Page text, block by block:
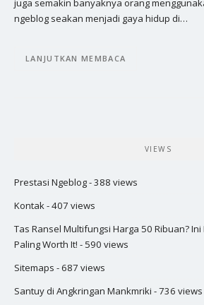
juga semakin banyaknya orang
ngeblog seakan menjadi gaya hidup di…
LANJUTKAN MEMBACA
VIEWS
Prestasi Ngeblog- 388 views
Kontak- 407 views
Tas Ransel Multifungsi Harga 50 Ribuan?
Paling Worth It! - 590 views
Sitemaps - 687 views
Santuy di Angkringan Mankmriki - 736 views